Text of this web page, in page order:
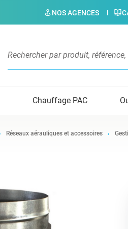
NOS AGENCES
Chauffage PAC
Réseaux aérauliques et accessoires